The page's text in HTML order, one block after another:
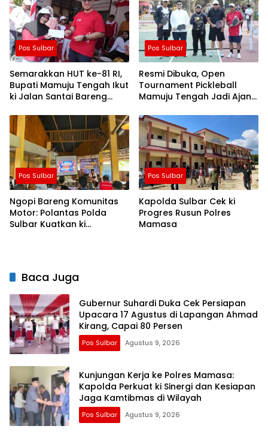
Pos Sulbar
Semarakkan HUT ke-81 RI,
Bupati Mamuju Tengah Ikut
ki Jalan Santai Bareng
Pos Sulbar
Resmi Dibuka, Open
Tournament Pickleball
Mamuju Tengah Jadi Ajang
Pos Sulbar
Ngopi Bareng Komunitas
Motor: Polantas Polda
Sulbar Kuatkan ki
Pos Sulbar
Kapolda Sulbar Cek ki
Progres Rusun Polres
Mamasa
Baca Juga
Gubernur Suhardi Duka Cek Persiapan
Upacara 17 Agustus di Lapangan Ahmad
Kirang, Capai 80 Persen
Pos Sulbar Agustus 9, 2026
Kunjungan Kerja ke Polres Mamasa:
Kapolda Perkuat ki Sinergi dan Kesiapan
Jaga Kamtibmas di Wilayah
Pos Sulbar Agustus 9, 2026